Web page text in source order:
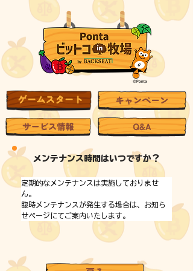
メンテナンス時間はいつですか？
定期的なメンテナンスは実施しておりませ
ん。
臨時メンテナンスが発生する場合は、お知ら
せページにてご案内いたします。